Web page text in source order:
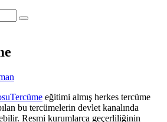
Tercüme eğitimi almış herkes tercüme
bu tercümelerin devlet kanalında
Resmi kurumlarca geçerliliğinin